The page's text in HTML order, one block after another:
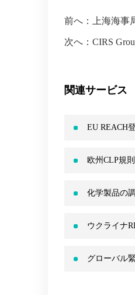
前へ： 上海海事
次へ： CIRS
関連サービス
EU REACH
欧州CLP規
化学製品の
ウクライナ
グローバル